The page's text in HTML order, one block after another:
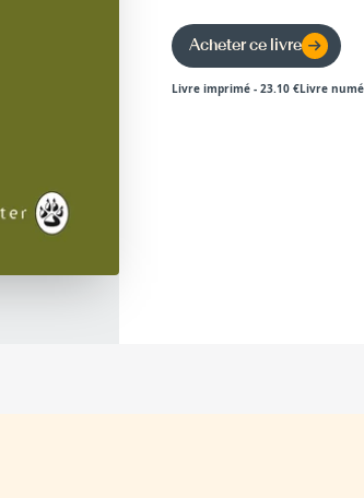
Acheter ce livre
Livre imprimé - 23.10 €Livre